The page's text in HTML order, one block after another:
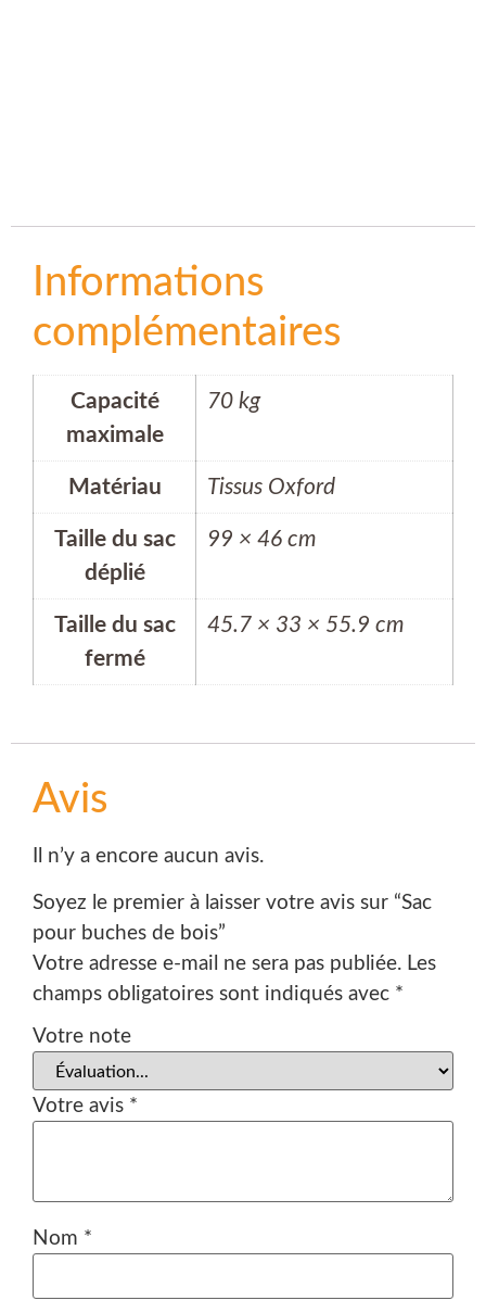
Informations
complémentaires
Capacité
maximale
70 kg
Matériau Tissus Oxford
Taille du sac
déplié
99 × 46 cm
Taille du sac
fermé
45.7 × 33 × 55.9 cm
Avis
Il n’y a encore aucun avis.
Soyez le premier à laisser votre avis sur “Sac
pour buches de bois”
Votre adresse e-mail ne sera pas publiée. Les
champs obligatoires sont indiqués avec *
Votre note
Votre avis *
Nom *